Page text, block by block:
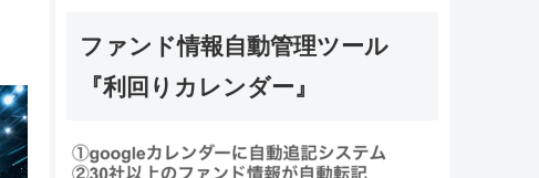
ファンド情報自動管理ツール
『利回りカレンダー』